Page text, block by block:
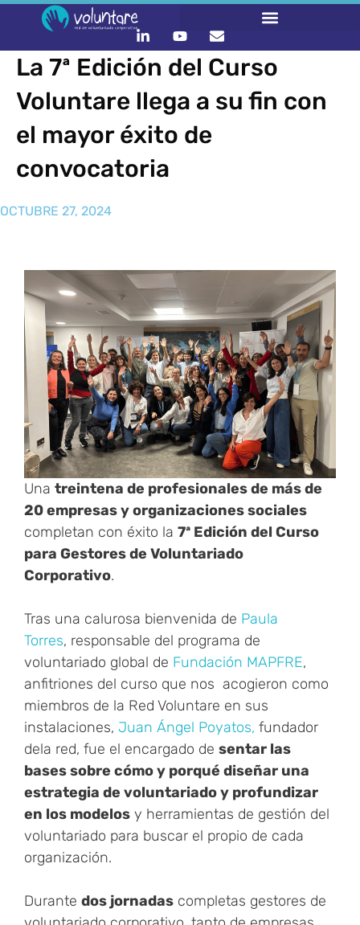
La 7ª Edición del Curso
Voluntare llega a su fin con
el mayor éxito de
convocatoria
OCTUBRE 27, 2024
Una treintena de profesionales de más de
20 empresas y organizaciones sociales
completan con éxito la 7ª Edición del Curso
para Gestores de Voluntariado
Corporativo.
Tras una calurosa bienvenida de Paula
Torres, responsable del programa de
voluntariado global de Fundación MAPFRE,
anfitriones del curso que nos acogieron como
miembros de la Red Voluntare en sus
instalaciones, Juan Ángel Poyatos, fundador
dela red, fue el encargado de sentar las
bases sobre cómo y porqué diseñar una
estrategia de voluntariado y profundizar
en los modelos y herramientas de gestión del
voluntariado para buscar el propio de cada
organización.
Durante dos jornadas completas gestores de